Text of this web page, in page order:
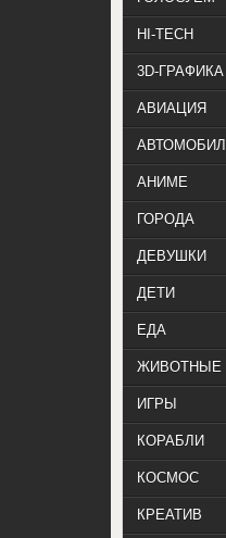
HI-TECH
3D-ГРАФИКА
АВИАЦИЯ
АНИМЕ
ГОРОДА
ДЕВУШКИ
ДЕТИ
ЕДА
ЖИВОТНЫЕ
ИГРЫ
КОРАБЛИ
КОСМОС
КРЕАТИВ